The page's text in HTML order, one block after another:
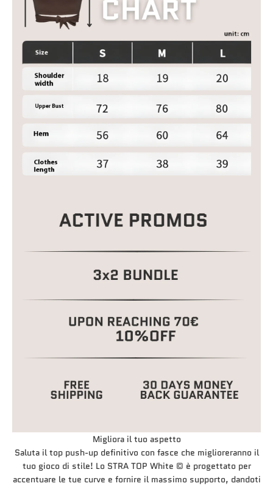
Migliora il tuo aspetto
Saluta il top push-up definitivo con fasce che miglioreranno il
tuo gioco di stile! Lo STRA TOP White © è progettato per
accentuare le tue curve e fornire il massimo supporto, dandoti